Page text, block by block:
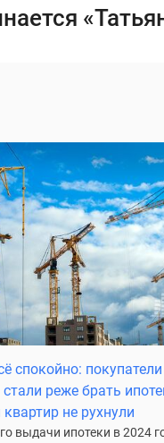
спокойно: покупатели
реже брать
не рухнули
выдачи ипотеки в 2024